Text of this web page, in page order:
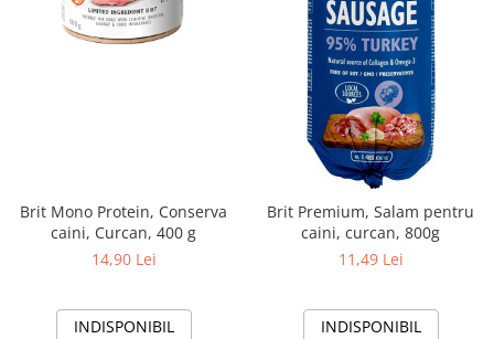
Brit Mono Protein, Conserva
caini, Curcan, 400 g
14,90 Lei
INDISPONIBIL
Brit Premium, Salam pentru
caini, curcan, 800g
11,49 Lei
INDISPONIBIL